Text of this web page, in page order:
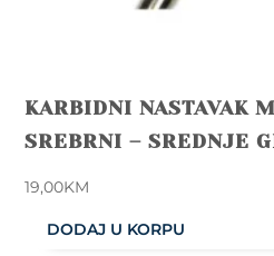
KARBIDNI NASTAVAK
SREBRNI – SREDNJE
19,00KM
DODAJ U KORPU